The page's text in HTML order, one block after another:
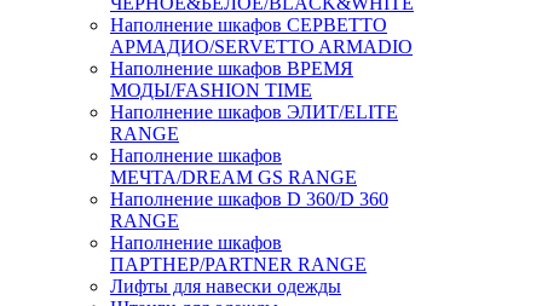
Наполнение шкафов СЕРВЕТТО
АРМАДИО/SERVETTO ARMADIO
Наполнение шкафов ВРЕМЯ
МОДЫ/FASHION TIME
Наполнение шкафов ЭЛИТ/ELITE
RANGE
Наполнение шкафов
МЕЧТА/DREAM GS RANGE
Наполнение шкафов D 360/D 360
RANGE
Наполнение шкафов
ПАРТНЕР/PARTNER RANGE
Лифты для навески одежды